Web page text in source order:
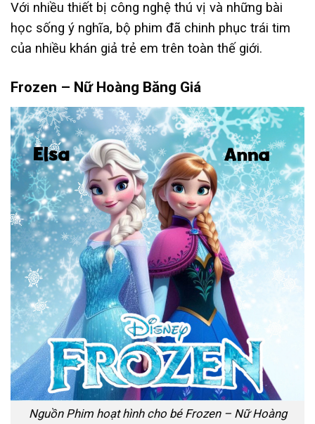
Với nhiều thiết bị công nghệ thú vị và những bài
học sống ý nghĩa, bộ phim đã chinh phục trái tim
của nhiều khán giả trẻ em trên toàn thế giới.
Frozen – Nữ Hoàng Băng Giá
Nguồn Phim hoạt hình cho bé Frozen – Nữ Hoàng